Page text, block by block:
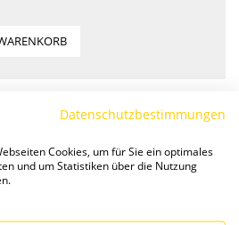
Datenschutzbestimmungen
Cookies, um für Sie ein optimales
und um Statistiken über die Nutzung